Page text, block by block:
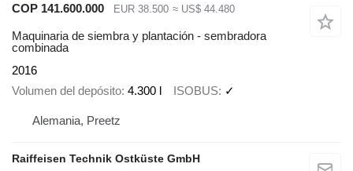
COP 141.600.000
EUR 38.500 ≈ US$ 44.480
Maquinaria de siembra y plantación - sembradora
combinada
2016
Volumen del depósito 4.300 l ISOBUS ✓
Alemania, Preetz
Raiffeisen Technik Ostküste GmbH